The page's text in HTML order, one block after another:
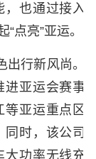
也通过接入
点亮”亚运。
行新风尚。
亚运会赛事
亚运重点区
时，该公司
功率无线充